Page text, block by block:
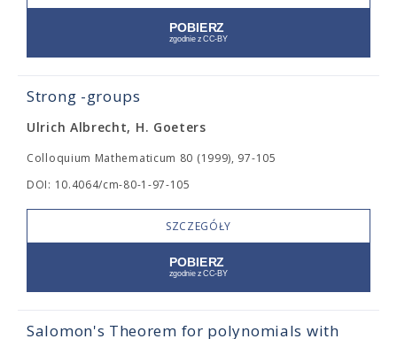
Strong -groups
Ulrich Albrecht, H. Goeters
Colloquium Mathematicum 80 (1999), 97-105
DOI: 10.4064/cm-80-1-97-105
SZCZEGÓŁY
Salomon's Theorem for polynomials with